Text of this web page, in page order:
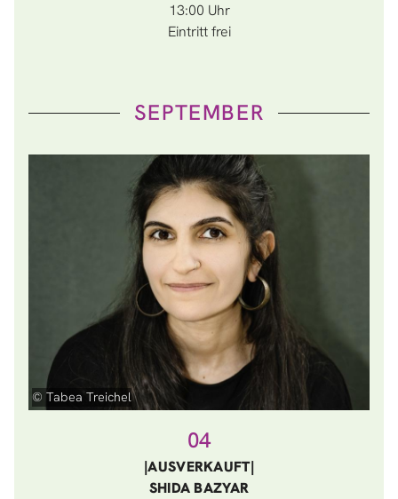
13:00
Eintritt frei
SEPTEMBER
© Tabea Treichel
04
|AUSVERKAUFT|
SHIDA BAZYAR